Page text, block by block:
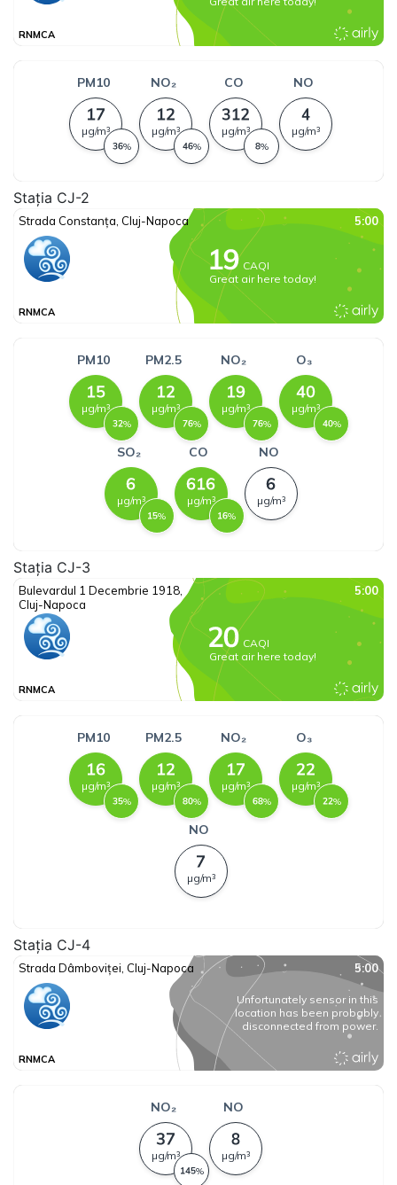
Stația CJ-2
Stația CJ-3
Stația CJ-4